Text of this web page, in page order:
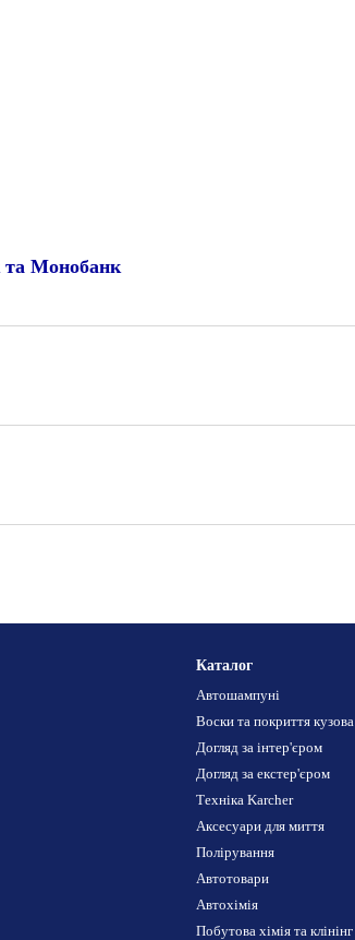
та Монобанк
Каталог
Автошампуні
Воски та покриття кузова
Догляд за інтер'єром
Догляд за екстер'єром
Техніка Karcher
Аксесуари для миття
Полірування
Автотовари
Автохімія
Побутова хімія та клінінг